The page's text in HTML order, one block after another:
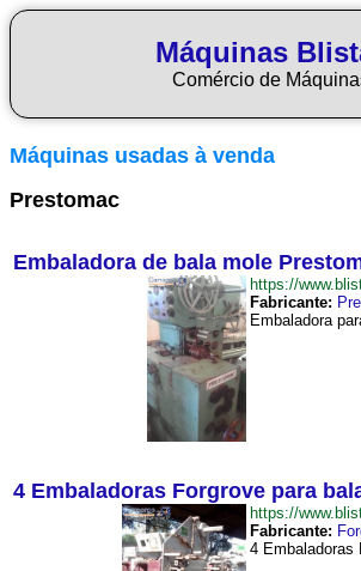
Máquinas
Comércio de
Máquinas usadas à venda
Prestomac
Embaladora de bala mole
https://
Fabricante:
Embaladora
4 Embaladoras Forgrove para
https://
Fabricante:
4 Embaladoras